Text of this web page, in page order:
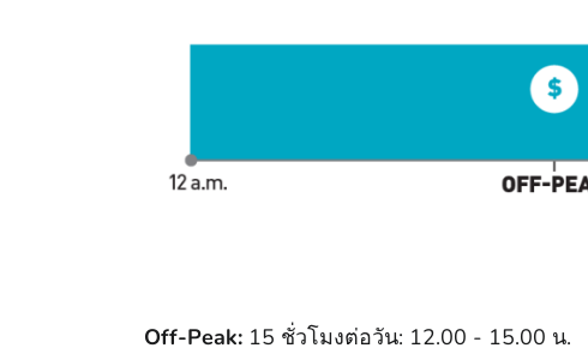
Off-Peak: 15 ชั่วโมงต่อวัน: 12.00 - 15.00 น.